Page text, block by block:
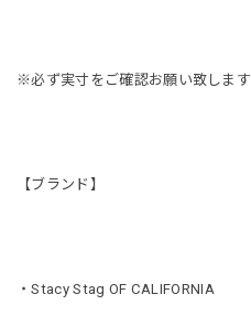
※必ず実寸をご確認お願い致します
【ブランド】
・Stacy Stag OF CALIFORNIA